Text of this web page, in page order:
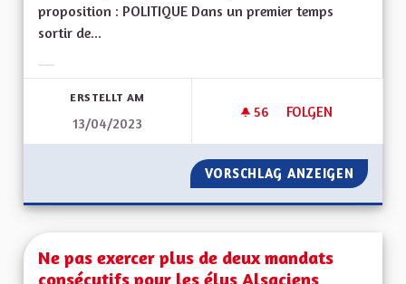
proposition : POLITIQUE Dans un premier temps
sortir de...
ERSTELLT AM
13/04/2023
56 56 FOLLOWER
FOLGEN
UNE RÉGION
VORSCHLAG ANZEIGEN UNE
Ne pas exercer plus de deux mandats
consécutifs pour les élus Alsaciens